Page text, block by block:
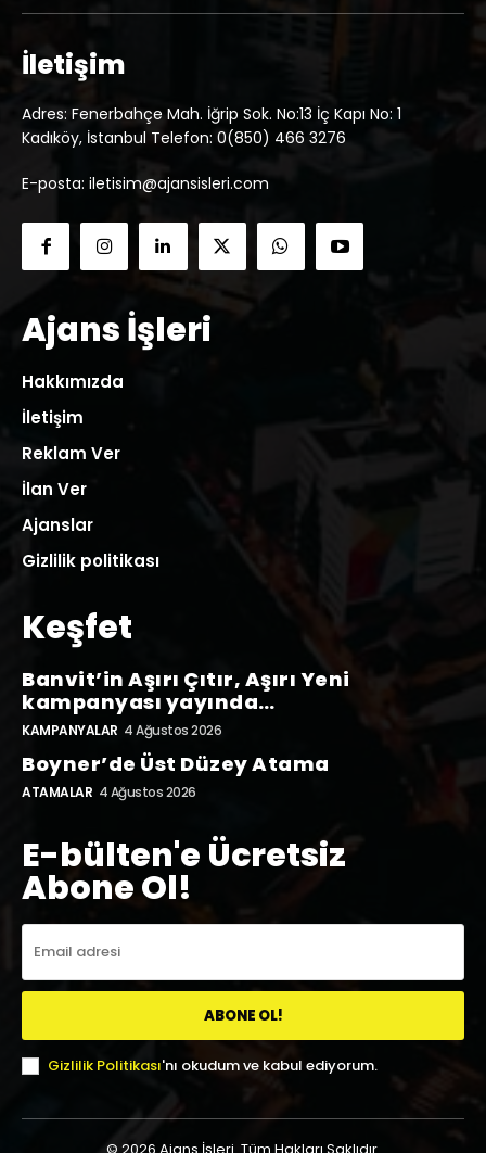
İletişim
Adres: Fenerbahçe Mah. İğrip Sok. No:13 İç Kapı No: 1
Kadıköy, İstanbul Telefon: 0(850) 466 3276
E-posta: iletisim@ajansisleri.com
Ajans İşleri
Hakkımızda
İletişim
Reklam Ver
İlan Ver
Ajanslar
Gizlilik politikası
Keşfet
Banvit’in Aşırı Çıtır, Aşırı Yeni
kampanyası yayında…
KAMPANYALAR 4 Ağustos 2026
Boyner’de Üst Düzey Atama
ATAMALAR 4 Ağustos 2026
E-bülten'e Ücretsiz
Abone Ol!
ABONE OL!
Gizlilik Politikası'nı okudum ve kabul ediyorum.